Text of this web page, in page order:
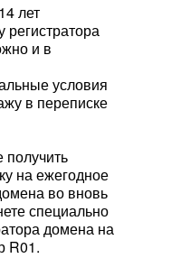
лет
регистратора
и в
условия
в переписке
получить
на ежегодное
во вновь
специально
домена на
R01.